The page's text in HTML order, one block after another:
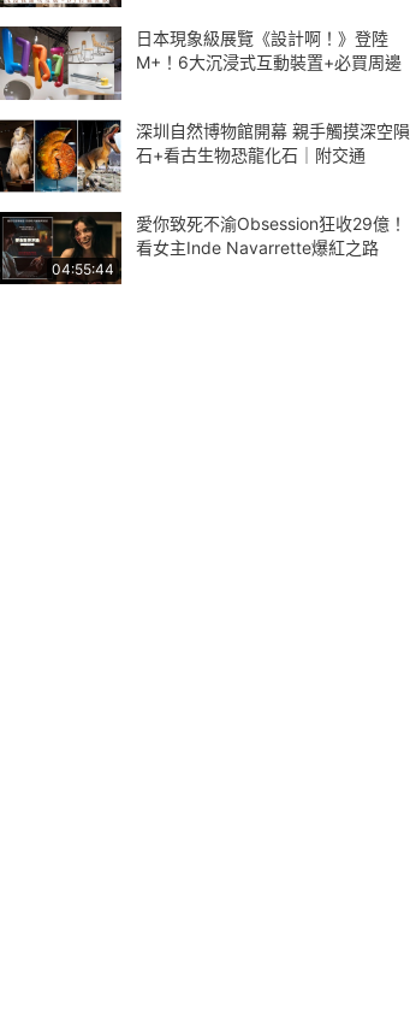
日本現象級展覽《設計啊！》登陸
M+！6大沉浸式互動裝置+必買周邊
深圳自然博物館開幕 親手觸摸深空隕
石+看古生物恐龍化石｜附交通
04:55:44
愛你致死不渝Obsession狂收29億！
看女主Inde Navarrette爆紅之路